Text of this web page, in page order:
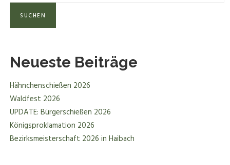
SUCHEN
Neueste Beiträge
Hähnchenschießen 2026
Waldfest 2026
UPDATE: Bürgerschießen 2026
Königsproklamation 2026
Bezirksmeisterschaft 2026 in Haibach